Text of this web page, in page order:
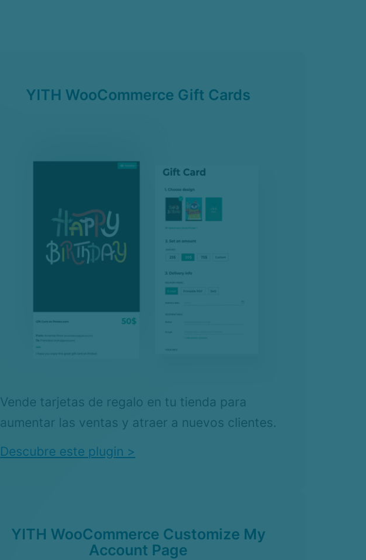
YITH WooCommerce Gift Cards
Vende tarjetas de regalo en tu tienda para
aumentar las ventas y atraer a nuevos clientes.
Descubre este plugin >
YITH WooCommerce Customize My
Account Page